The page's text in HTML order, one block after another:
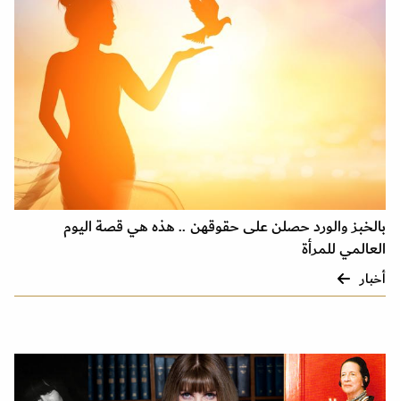
بالخبز والورد حصلن على حقوقهن .. هذه هي قصة اليوم
العالمي للمرأة
أخبار